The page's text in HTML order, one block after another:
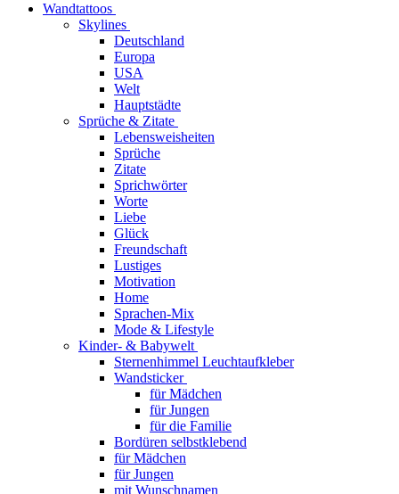
Wandtattoos
Skylines
Deutschland
Europa
USA
Welt
Hauptstädte
Sprüche & Zitate
Lebensweisheiten
Sprüche
Zitate
Sprichwörter
Worte
Liebe
Glück
Freundschaft
Lustiges
Motivation
Home
Sprachen-Mix
Mode & Lifestyle
Kinder- & Babywelt
Sternenhimmel Leuchtaufkleber
Wandsticker
für Mädchen
für Jungen
für die Familie
Bordüren selbstklebend
für Mädchen
für Jungen
mit Wunschnamen